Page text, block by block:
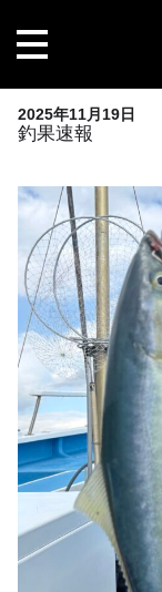
2025年11月19日
釣果速報